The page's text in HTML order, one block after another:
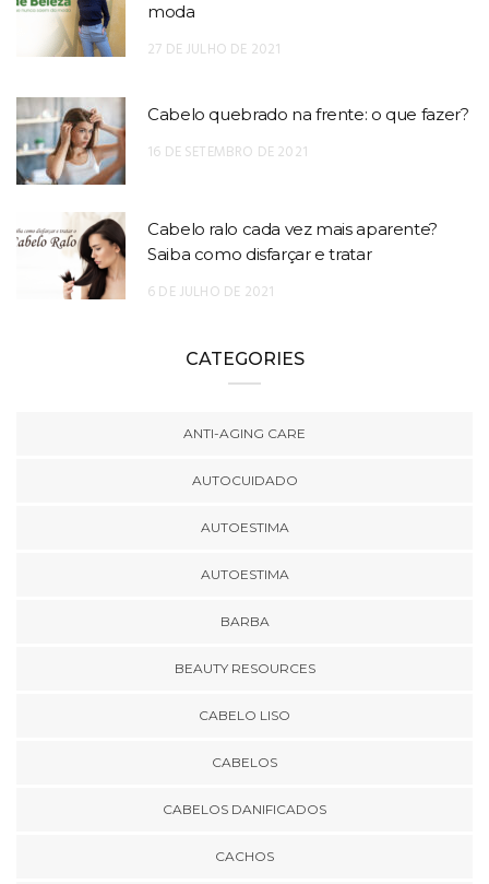
moda
27 DE JULHO DE 2021
Cabelo quebrado na frente: o que fazer?
16 DE SETEMBRO DE 2021
Cabelo ralo cada vez mais aparente?
Saiba como disfarçar e tratar
6 DE JULHO DE 2021
CATEGORIES
ANTI-AGING CARE
AUTOCUIDADO
AUTOESTIMA
AUTOESTIMA
BARBA
BEAUTY RESOURCES
CABELO LISO
CABELOS
CABELOS DANIFICADOS
CACHOS